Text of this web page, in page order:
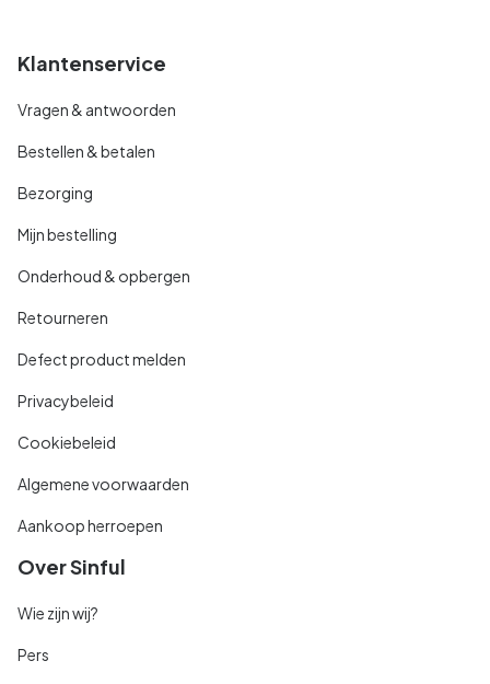
Klantenservice
Vragen & antwoorden
Bestellen & betalen
Bezorging
Mijn bestelling
Onderhoud & opbergen
Retourneren
Defect product melden
Privacybeleid
Cookiebeleid
Algemene voorwaarden
Aankoop herroepen
Over Sinful
Wie zijn wij?
Pers